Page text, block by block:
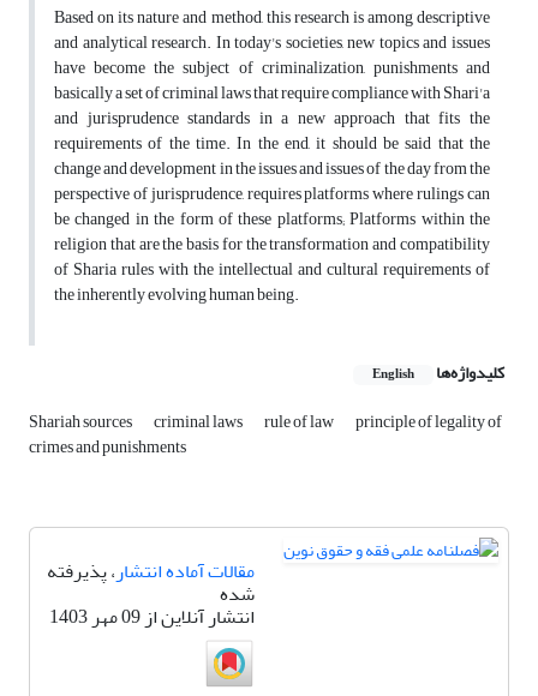
Based on its nature and method, this research is among descriptive
and analytical research. In today's societies, new topics and issues
have become the subject of criminalization, punishments and
basically a set of criminal laws that require compliance with Shari'a
and jurisprudence standards in a new approach that fits the
requirements of the time. In the end, it should be said that the
change and development in the issues and issues of the day from the
perspective of jurisprudence, requires platforms where rulings can
be changed in the form of these platforms; Platforms within the
religion that are the basis for the transformation and compatibility
of Sharia rules with the intellectual and cultural requirements of
the inherently evolving human being.
کلیدواژه‌ها English
Shariah sources criminal laws rule of law principle of legality of
crimes and punishments
مقالات آماده انتشار، پذیرفته
شده
انتشار آنلاین از 09 مهر 1403